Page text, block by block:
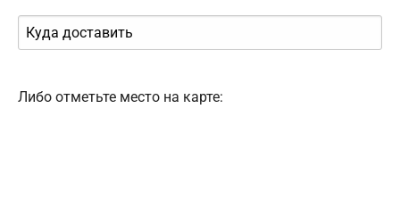
Либо отметьте место на карте: